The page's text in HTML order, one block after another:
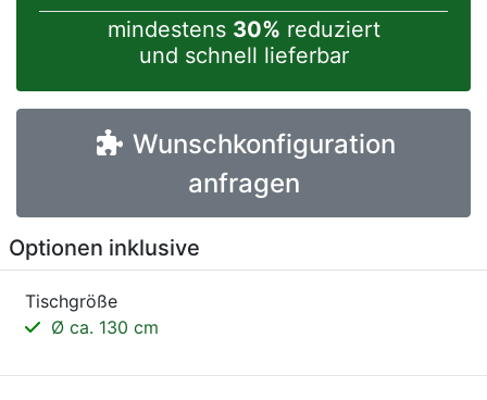
mindestens 30% reduziert
und schnell lieferbar
Wunschkonfiguration
anfragen
Optionen inklusive
Tischgröße
Ø ca. 130 cm